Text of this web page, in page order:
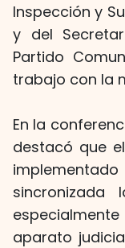
Inspección y
y del
Partido
trabajo con la
En la
destacó que
sincronizada
aparato